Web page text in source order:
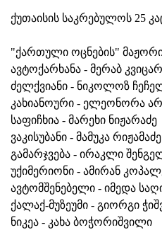
ქუთაისის საკრებულოს 25
"ქართული ოცნების"
ავტოქარხანა - მერაბ
ძელქვიანი - ნიკოლოზ
კახიანოური - ელეონორა
საფიჩხია - მარეხი ნიჟარაძე
ვაკისუბანი - მამუკა რიჟამაძე
გამარჯვება - ირაკლი
უქიმერიონი - ამირან
ავტომშენებელი - იმედა
ქალაქ-მუზეუმი - გიორგი
ნიკეა - კახა ბოჭორიშვილი